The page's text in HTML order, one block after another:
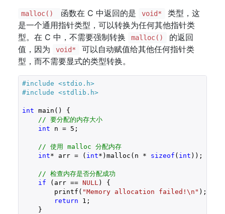
malloc() 函数在 C 中返回的是 void*
类型，这
是一个通用指针类型，可以转换为任何其他指针类
型。在 C 中，不需要强制转换
malloc()
的返回
值，因为
void*
可以自动赋值给其他任何指针类
型，而不需要显式的类型转换。
#include <stdio.h>
#include <stdlib.h>
int main() {
// 要分配的内存大小
int n = 5 ;
// 使用 malloc 分配内存
int* arr = ( int*)malloc(n * sizeof ( int ));
// 检查内存是否分配成功
if (arr == NULL ) {
        printf(
"Memory allocation failed!\n" );
return
1 ;
    }